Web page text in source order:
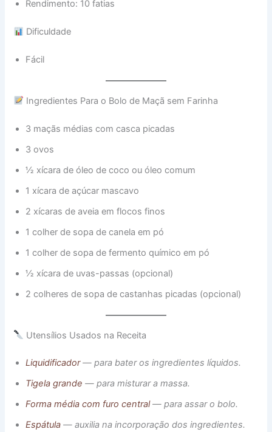
Rendimento: 10 fatias
Dificuldade
Fácil
Ingredientes Para o Bolo de Maçã sem Farinha
3 maçãs médias com casca picadas
3 ovos
½ xícara de óleo de coco ou óleo comum
1 xícara de açúcar mascavo
2 xícaras de aveia em flocos finos
1 colher de sopa de canela em pó
1 colher de sopa de fermento químico em pó
½ xícara de uvas-passas (opcional)
2 colheres de sopa de castanhas picadas (opcional)
Utensílios Usados na Receita
Liquidificador— para bater os ingredientes líquidos.
Tigela grande — para misturar a massa.
Forma média com furo central— para assar o bolo.
Espátula — auxilia na incorporação dos ingredientes.